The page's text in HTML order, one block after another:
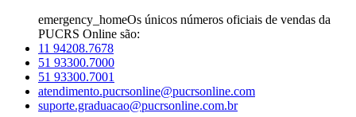
emergency_homeOs únicos números oficiais de vendas da
PUCRS Online são:
11 94208.7678
51 93300.7000
51 93300.7001
atendimento.pucrsonline@pucrsonline.com
suporte.graduacao@pucrsonline.com.br